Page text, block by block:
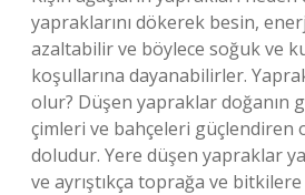
yapraklarını dökerek besin,
azaltabilir ve böylece soğuk ve
koşullarına dayanabilirler.
olur? Düşen yapraklar doğanın
çimleri ve bahçeleri güçlendiren
doludur. Yere düşen yapraklar
ve ayrıştıkça toprağa ve